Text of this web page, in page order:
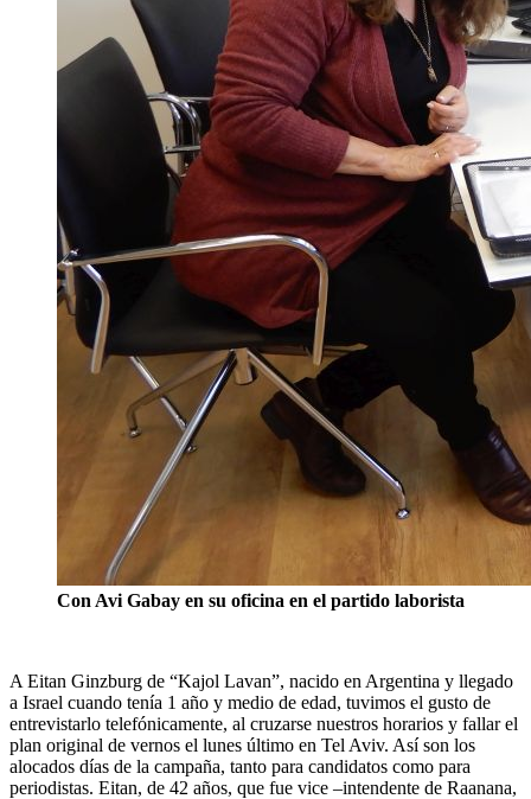
Con Avi Gabay en su oficina en el partido laborista
A Eitan Ginzburg de “Kajol Lavan”, nacido en Argentina y llegado
a Israel cuando tenía 1 año y medio de edad, tuvimos el gusto de
entrevistarlo telefónicamente, al cruzarse nuestros horarios y fallar el
plan original de vernos el lunes último en Tel Aviv. Así son los
alocados días de la campaña, tanto para candidatos como para
periodistas. Eitan, de 42 años, que fue vice –intendente de Raanana,